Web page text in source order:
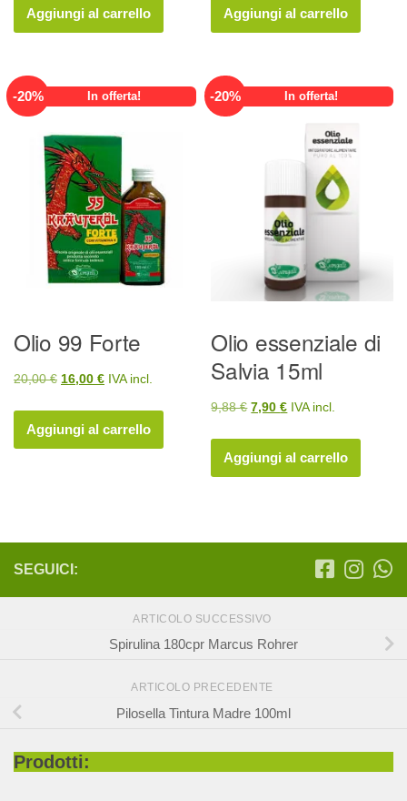
originale
era:
attuale
è:
Aggiungi al carrello
originale
era:
attuale
è:
Aggiungi al carrello
-20% In offerta!
Olio 99 Forte
20,00€ Il
originale
era:
16,00 €Il
attuale
è:
IVA incl.
Aggiungi al carrello
-20% In offerta!
Olio essenziale di
Salvia 15ml
9,88€ Il
originale
era:
7,90€Il
attuale
è:
IVA incl.
Aggiungi al carrello
SEGUICI:
ARTICOLO SUCCESSIVO
Spirulina 180cpr Marcus Rohrer
ARTICOLO PRECEDENTE
Pilosella Tintura Madre 100ml
Prodotti: